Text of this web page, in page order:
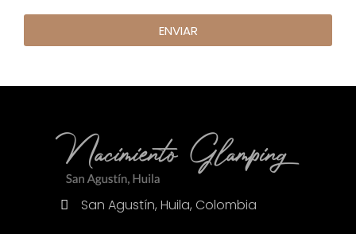
ENVIAR
San Agustín, Huila, Colombia